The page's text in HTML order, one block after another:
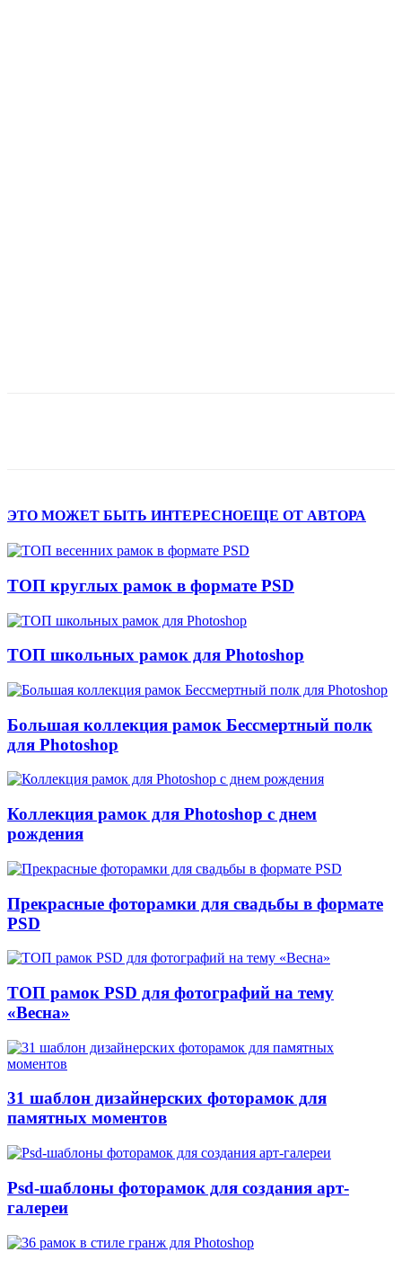
ЭТО МОЖЕТ БЫТЬ ИНТЕРЕСНОЕЩЕ ОТ АВТОРА
ТОП круглых рамок в формате PSD
ТОП школьных рамок для Photoshop
Большая коллекция рамок Бессмертный полк
для Photoshop
Коллекция рамок для Photoshop с днем
рождения
Прекрасные фоторамки для свадьбы в формате
PSD
ТОП рамок PSD для фотографий на тему
«Весна»
31 шаблон дизайнерских фоторамок для
памятных моментов
Psd-шаблоны фоторамок для создания арт-
галереи